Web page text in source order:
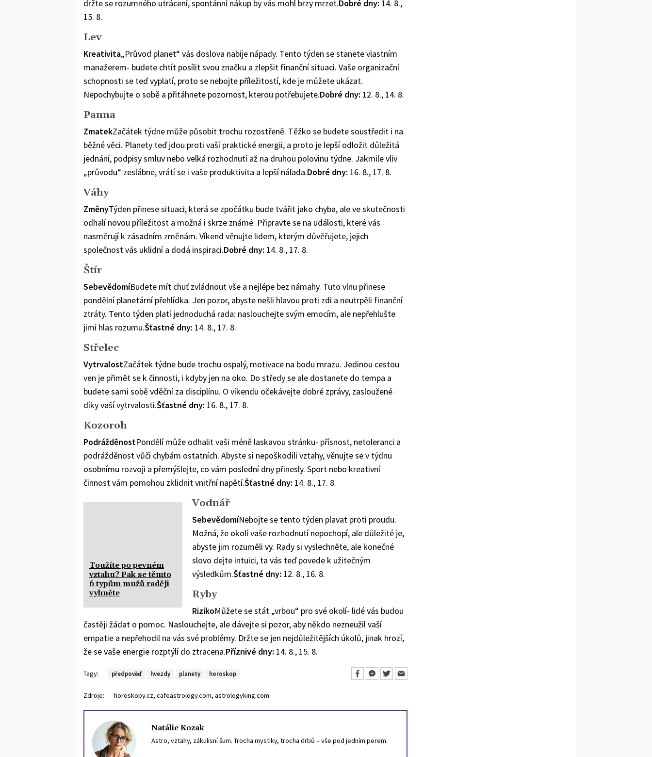
držte se rozumného utrácení, spontánní nákup by vás mohl brzy mrzet.Dobré dny: 14. 8.,
15. 8.
Lev
Kreativita„Průvod planet“ vás doslova nabije nápady. Tento týden se stanete vlastním
manažerem- budete chtít posílit svou značku a zlepšit finanční situaci. Vaše organizační
schopnosti se teď vyplatí, proto se nebojte příležitostí, kde je můžete ukázat.
Nepochybujte o sobě a přitáhnete pozornost, kterou potřebujete.Dobré dny: 12. 8., 14. 8.
Panna
ZmatekZačátek týdne může působit trochu rozostřeně. Těžko se budete soustředit i na
běžné věci. Planety teď jdou proti vaší praktické energii, a proto je lepší odložit důležitá
jednání, podpisy smluv nebo velká rozhodnutí až na druhou polovinu týdne. Jakmile vliv
„průvodu“ zeslábne, vrátí se i vaše produktivita a lepší nálada.Dobré dny: 16. 8., 17. 8.
Váhy
ZměnyTýden přinese situaci, která se zpočátku bude tvářit jako chyba, ale ve skutečnosti
odhalí novou příležitost a možná i skrze známé. Připravte se na události, které vás
nasměrují k zásadním změnám. Víkend věnujte lidem, kterým důvěřujete, jejich
společnost vás uklidní a dodá inspiraci.Dobré dny: 14. 8., 17. 8.
Štír
SebevědomíBudete mít chuť zvládnout vše a nejlépe bez námahy. Tuto vlnu přinese
pondělní planetární přehlídka. Jen pozor, abyste nešli hlavou proti zdi a neutrpěli finanční
ztráty. Tento týden platí jednoduchá rada: naslouchejte svým emocím, ale nepřehlušte
jimi hlas rozumu.Šťastné dny: 14. 8., 17. 8.
Střelec
VytrvalostZačátek týdne bude trochu ospalý, motivace na bodu mrazu. Jedinou cestou
ven je přimět se k činnosti, i kdyby jen na oko. Do středy se ale dostanete do tempa a
budete sami sobě vděční za disciplínu. O víkendu očekávejte dobré zprávy, zasloužené
díky vaší vytrvalosti.Šťastné dny: 16. 8., 17. 8.
Kozoroh
PodrážděnostPondělí může odhalit vaši méně laskavou stránku- přísnost, netoleranci a
podrážděnost vůči chybám ostatních. Abyste si nepoškodili vztahy, věnujte se v týdnu
osobnímu rozvoji a přemýšlejte, co vám poslední dny přinesly. Sport nebo kreativní
činnost vám pomohou zklidnit vnitřní napětí.Šťastné dny: 14. 8., 17. 8.
Toužíte po pevném
vztahu? Pak se těmto
6 typům mužů raději
vyhněte
Vodnář
SebevědomíNebojte se tento týden plavat proti proudu.
Možná, že okolí vaše rozhodnutí nepochopí, ale důležité je,
abyste jim rozuměli vy. Rady si vyslechněte, ale konečné
slovo dejte intuici, ta vás teď povede k užitečným
výsledkům.Šťastné dny: 12. 8., 16. 8.
Ryby
RizikoMůžete se stát „vrbou“ pro své okolí- lidé vás budou
častěji žádat o pomoc. Naslouchejte, ale dávejte si pozor, aby někdo nezneužil vaší
empatie a nepřehodil na vás své problémy. Držte se jen nejdůležitějších úkolů, jinak hrozí,
že se vaše energie rozptýlí do ztracena.Příznivé dny: 14. 8., 15. 8.
Tagy: předpověď hvezdy planety horoskop
Zdroje: horoskopy.cz, cafeastrology.com, astrologyking.com
Natálie Kozak
Astro, vztahy, zákulisní šum. Trocha mystiky, trocha drbů – vše pod jedním perem.